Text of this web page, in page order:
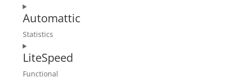
Consent
to
service
js
Automattic
Statistics
Consent
to
service
LiteSpeed
Functional